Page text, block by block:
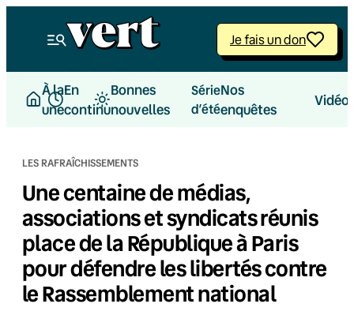
Je fais un don
À la
une
En
continu
Bonnes
nouvelles
Série
d’été
Nos
enquêtes
LES RAFRAÎCHISSEMENTS
Une centaine de médias,
associations et syndicats réunis
place de la République à Paris
pour défendre les libertés contre
le Rassemblement national